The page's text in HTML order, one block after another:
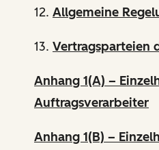
12. Allgemeine
13. Vertragsparteien
Anhang 1(A) –
Auftragsverarbeiter
Anhang 1(B) –